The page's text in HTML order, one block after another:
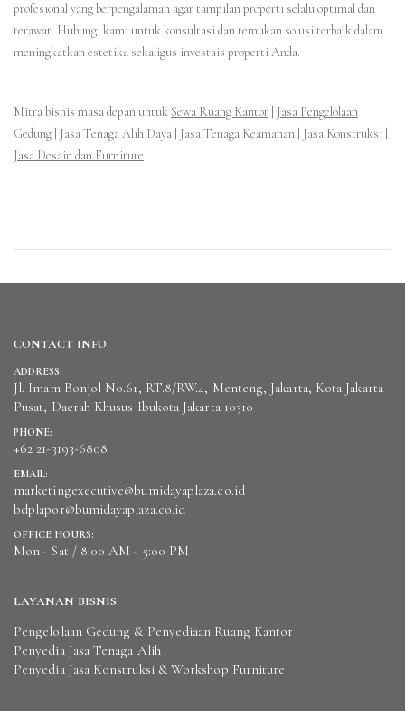
profesional yang berpengalaman agar tampilan properti selalu optimal dan
terawat. Hubungi kami untuk konsultasi dan temukan solusi terbaik dalam
meningkatkan estetika sekaligus investais properti Anda.
Mitra bisnis masa depan untukSewa Ruang Kantor Jasa Pengelolaan
Gedung Jasa Tenaga Alih Daya Jasa Tenaga Keamanan Jasa Konstruksi
Jasa Desain dan Furniture
CONTACT INFO
ADDRESS:
Jl. Imam Bonjol No.61, RT.8/RW.4, Menteng, Jakarta, Kota Jakarta
Pusat, Daerah Khusus Ibukota Jakarta 10310
PHONE:
+62 21-3193-6808
EMAIL:
marketingexecutive@bumidayaplaza.co.id
bdplapor@bumidayaplaza.co.id
OFFICE HOURS:
Mon - Sat / 8:00 AM - 5:00 PM
LAYANAN BISNIS
Pengelolaan Gedung & Penyediaan Ruang Kantor
Penyedia Jasa Tenaga Alih
Penyedia Jasa Konstruksi & Workshop Furniture